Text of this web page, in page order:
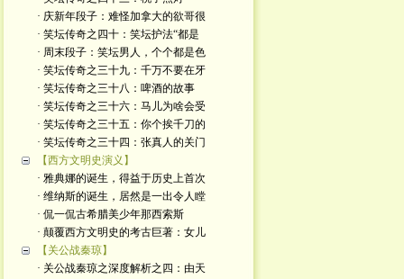
· 庆新年段子：难怪加拿大的欲哥很
· 笑坛传奇之四十：笑坛护法“都是
· 周末段子：笑坛男人，个个都是色
· 笑坛传奇之三十九：千万不要在牙
· 笑坛传奇之三十八：啤酒的故事
· 笑坛传奇之三十六：马儿为啥会受
· 笑坛传奇之三十五：你个挨千刀的
· 笑坛传奇之三十四：张真人的关门
【西方文明史演义】
· 雅典娜的诞生，得益于历史上首次
· 维纳斯的诞生，居然是一出令人瞠
· 侃一侃古希腊美少年那西索斯
· 颠覆西方文明史的考古巨著：女儿
【关公战秦琼】
· 关公战秦琼之深度解析之四：由天